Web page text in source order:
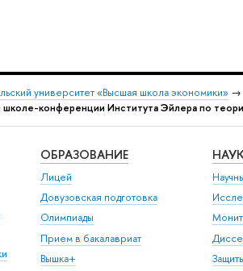
университет «Высшая школа экономики» →
школе-конференции Института Эйлера по
ОБРАЗОВАНИЕ
Лицей
Довузовская подготовка
Олимпиады
Прием в бакалавриат
Вышка+